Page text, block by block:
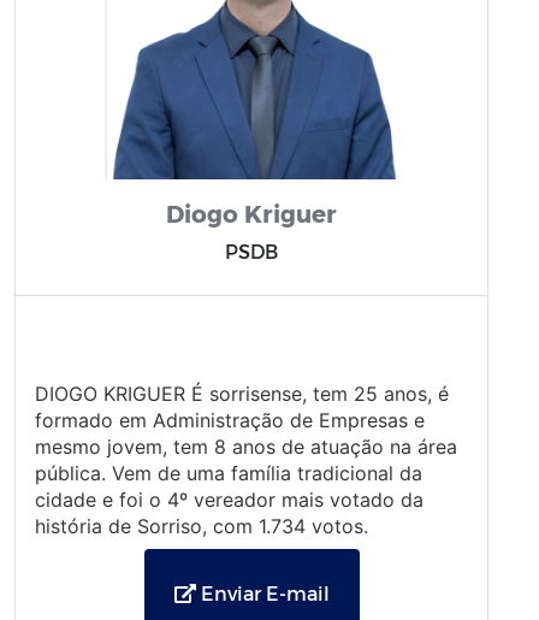
Diogo Kriguer
PSDB
DIOGO KRIGUER É sorrisense, tem 25 anos, é
formado em Administração de Empresas e
mesmo jovem, tem 8 anos de atuação na área
pública. Vem de uma família tradicional da
cidade e foi o 4º vereador mais votado da
história de Sorriso, com 1.734 votos.
Enviar E-mail